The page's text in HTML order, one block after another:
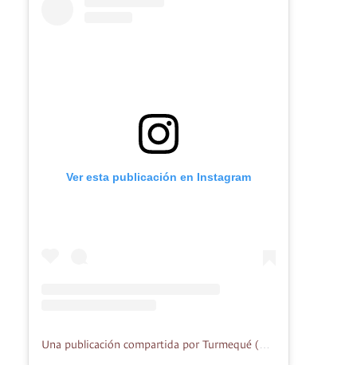
Ver esta publicación en Instagram
Una publicación compartida por Turmequé (@tejoturmeque_bog)